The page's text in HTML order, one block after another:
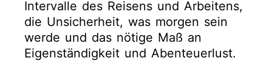
Intervalle des Reisens und Arbeitens,
die Unsicherheit, was morgen sein
werde und das nötige Maß an
Eigenständigkeit und Abenteuerlust.